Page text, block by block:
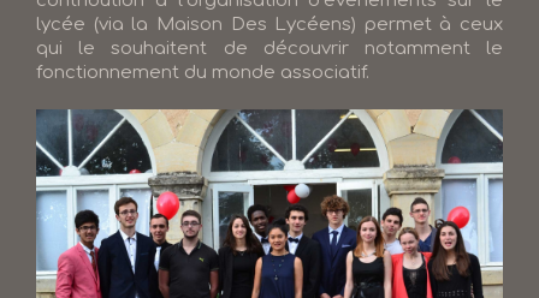
lycée (via la Maison Des Lycéens) permet à ceux
qui le souhaitent de découvrir notamment le
fonctionnement du monde associatif.